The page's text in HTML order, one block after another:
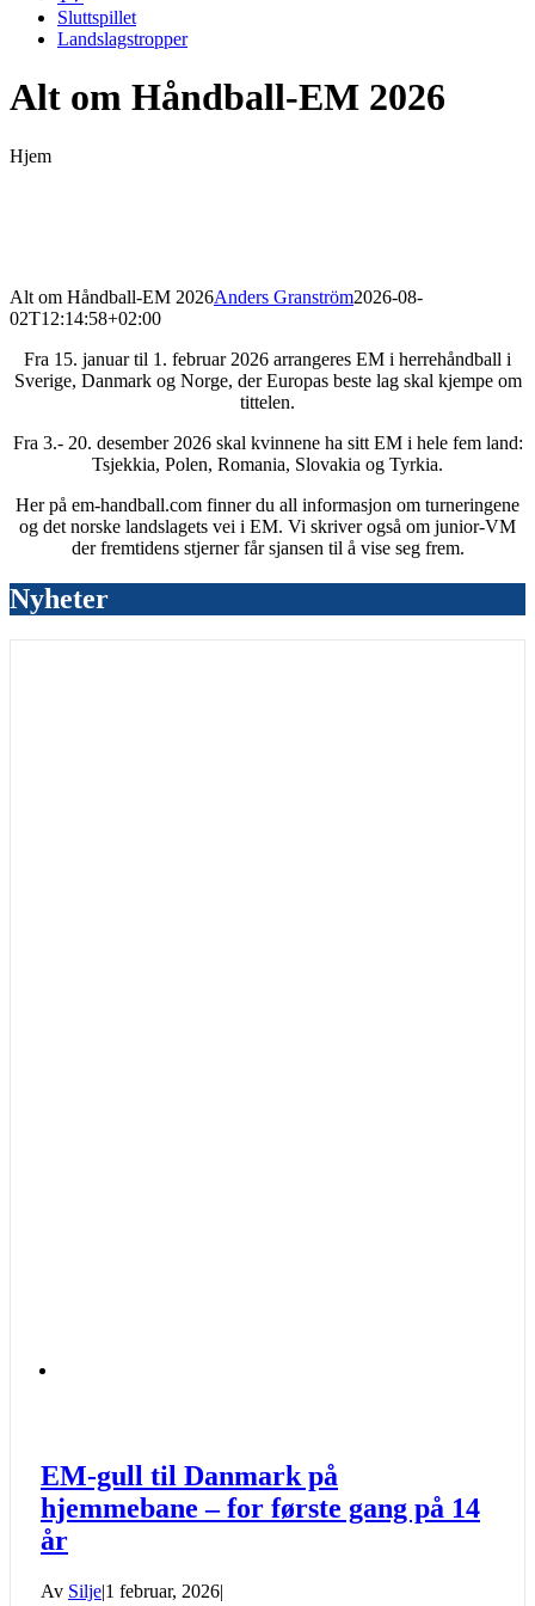
Sluttspillet
Landslagstropper
Alt om Håndball-EM 2026
Hjem
Alt om Håndball-EM 2026Anders Granström2026-08-
02T12:14:58+02:00
Fra 15. januar til 1. februar 2026 arrangeres EM i herrehåndball i
Sverige, Danmark og Norge, der Europas beste lag skal kjempe om
tittelen.
Fra 3.- 20. desember 2026 skal kvinnene ha sitt EM i hele fem land:
Tsjekkia, Polen, Romania, Slovakia og Tyrkia.
Her på em-handball.com finner du all informasjon om turneringene
og det norske landslagets vei i EM. Vi skriver også om junior-VM
der fremtidens stjerner får sjansen til å vise seg frem.
Nyheter
EM-gull til Danmark på
hjemmebane – for første gang på 14
år
Av Silje|1 februar, 2026|